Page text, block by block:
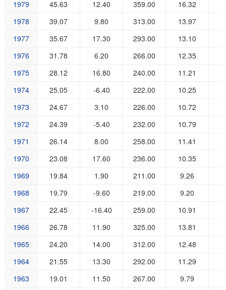
1979
45.63 12.40 359.00 16.32
1978
39.07 9.80 313.00 13.97
1977
35.67 17.30 293.00 13.10
1976
31.78 6.20 266.00 12.35
1975
28.12 16.80 240.00 11.21
1974
25.05 -6.40 222.00 10.25
1973
24.67 3.10 226.00 10.72
1972
24.39 -5.40 232.00 10.79
1971
26.14 8.00 258.00 11.41
1970
23.08 17.60 236.00 10.35
1969
19.84 1.90 211.00 9.26
1968
19.79 -9.60 219.00 9.20
1967
22.45 -16.40 259.00 10.91
1966
26.78 11.90 325.00 13.81
1965
24.20 14.00 312.00 12.48
1964
21.55 13.30 292.00 11.29
1963
19.01 11.50 267.00 9.79